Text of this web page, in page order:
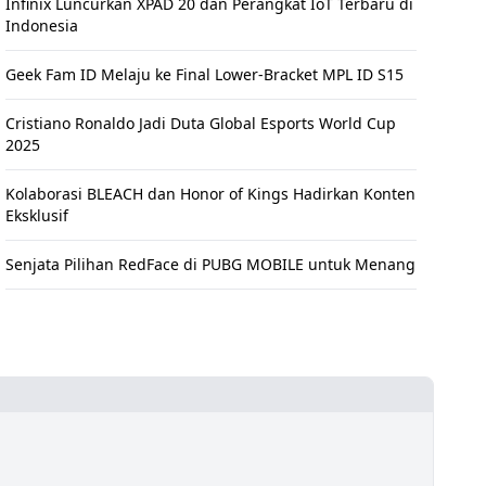
Indonesia
Geek Fam ID Melaju ke Final Lower-Bracket MPL ID S15
Cristiano Ronaldo Jadi Duta Global Esports World Cup
2025
Kolaborasi BLEACH dan Honor of Kings Hadirkan Konten
Eksklusif
Senjata Pilihan RedFace di PUBG MOBILE untuk Menang